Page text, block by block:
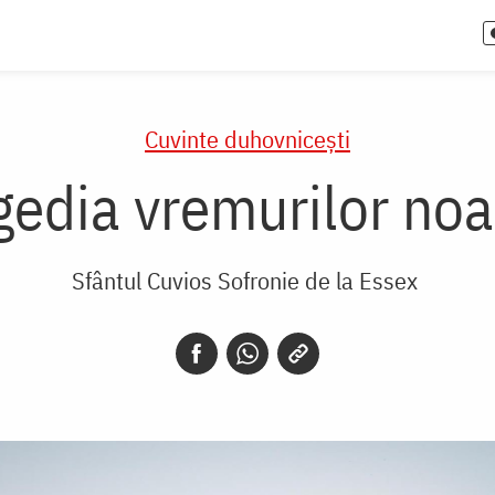
Cuvinte duhovnicești
vremurilor
Sfântul Cuvios Sofronie de la Essex